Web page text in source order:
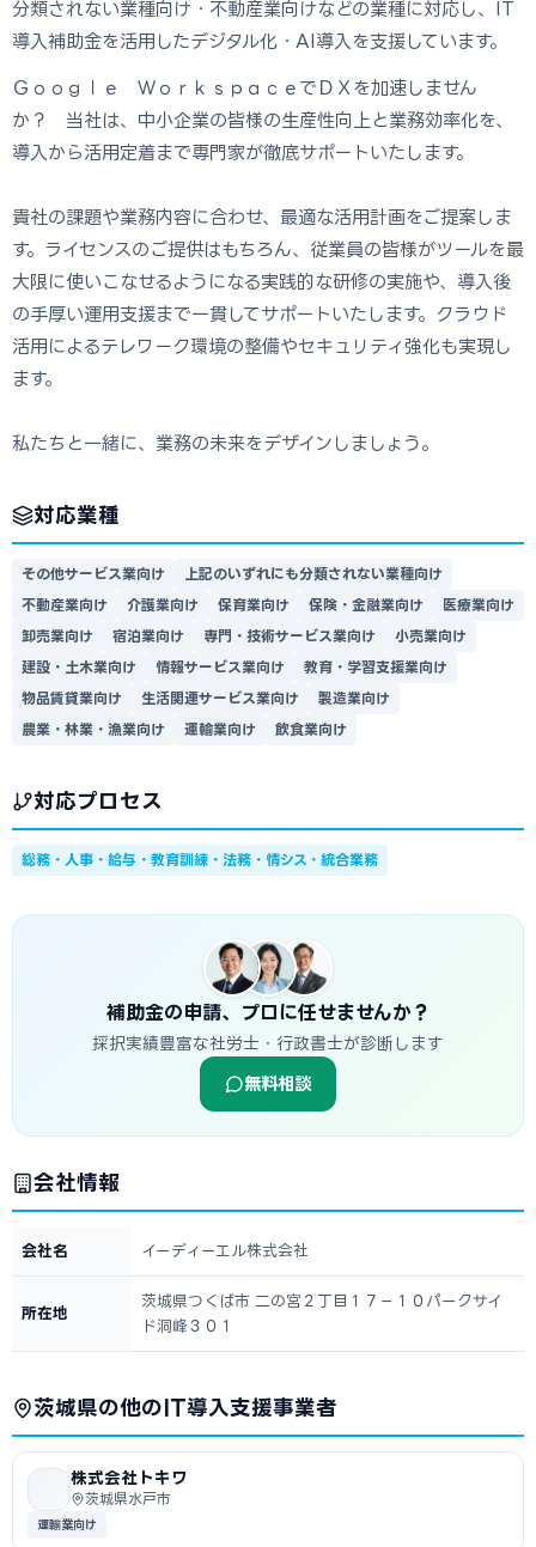
分類されない業種向け・不動産業向けなどの業種に対応し、IT
導入補助金を活用したデジタル化・AI導入を支援しています。
Ｇｏｏｇｌｅ ＷｏｒｋｓｐａｃｅでＤＸを加速しません
か？ 当社は、中小企業の皆様の生産性向上と業務効率化を、
導入から活用定着まで専門家が徹底サポートいたします。
貴社の課題や業務内容に合わせ、最適な活用計画をご提案しま
す。ライセンスのご提供はもちろん、従業員の皆様がツールを最
大限に使いこなせるようになる実践的な研修の実施や、導入後
の手厚い運用支援まで一貫してサポートいたします。クラウド
活用によるテレワーク環境の整備やセキュリティ強化も実現し
ます。
私たちと一緒に、業務の未来をデザインしましょう。
対応業種
その他サービス業向け
上記のいずれにも分類されない業種向け
不動産業向け
介護業向け 保育業向け 保険・金融業向け
医療業向け
卸売業向け
宿泊業向け 専門・技術サービス業向け
小売業向け
建設・土木業向け
情報サービス業向け
教育・学習支援業向け
物品賃貸業向け
生活関連サービス業向け
製造業向け
農業・林業・漁業向け
運輸業向け 飲食業向け
対応プロセス
総務・人事・給与・教育訓練・法務・情シス・統合業務
補助金の申請、プロに任せませんか？
採択実績豊富な社労士・行政書士が診断します
無料相談
会社情報
会社名 イーディーエル株式会社
所在地
茨城県つくば市 二の宮２丁目１７－１０パークサイ
ド洞峰３０１
茨城県の他のIT導入支援事業者
株式会社トキワ
茨城県水戸市
運輸業向け